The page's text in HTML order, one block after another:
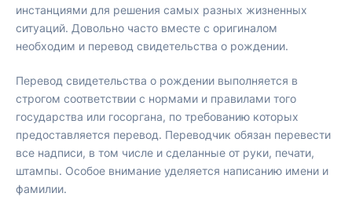
инстанциями для решения самых разных жизненных
ситуаций. Довольно часто вместе с оригиналом
необходим и перевод свидетельства о рождении.
Перевод свидетельства о рождении выполняется в
строгом соответствии с нормами и правилами того
государства или госоргана, по требованию которых
предоставляется перевод. Переводчик обязан перевести
все надписи, в том числе и сделанные от руки, печати,
штампы. Особое внимание уделяется написанию имени и
фамилии.